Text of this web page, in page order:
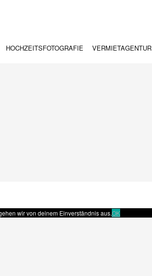
HOCHZEITSFOTOGRAFIE VERMIETAGENTUR
wir von deinem Einverständnis aus.OK